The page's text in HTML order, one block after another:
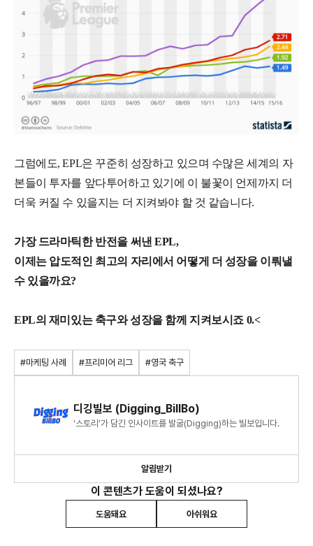
그럼에도, EPL은 꾸준히 성장하고 있으며 수많은 세계의 자
본들이 투자를 앞다투어하고 있기에 이 불꽃이 언제까지 더
더욱 커질 수 있을지는 더 지켜봐야 할 것 같습니다.
가장 드라마틱한 반전을 써낸 EPL,
이제는 압도적인 최고의 자리에서 어떻게 더 성장을 이뤄낼
수 있을까요?
EPL의 재미있는 축구와 성장을 함께 지켜보시죠 0.<
#마케팅 사례 #프리미어 리그 #영국 축구
디깅빌보 (Digging_BillBo)
‘스토리’가 담긴 인사이트를 발굴(Digging)하는 빌보입니다.
알림받기
이 콘텐츠가 도움이 되셨나요?
도움돼요 아쉬워요